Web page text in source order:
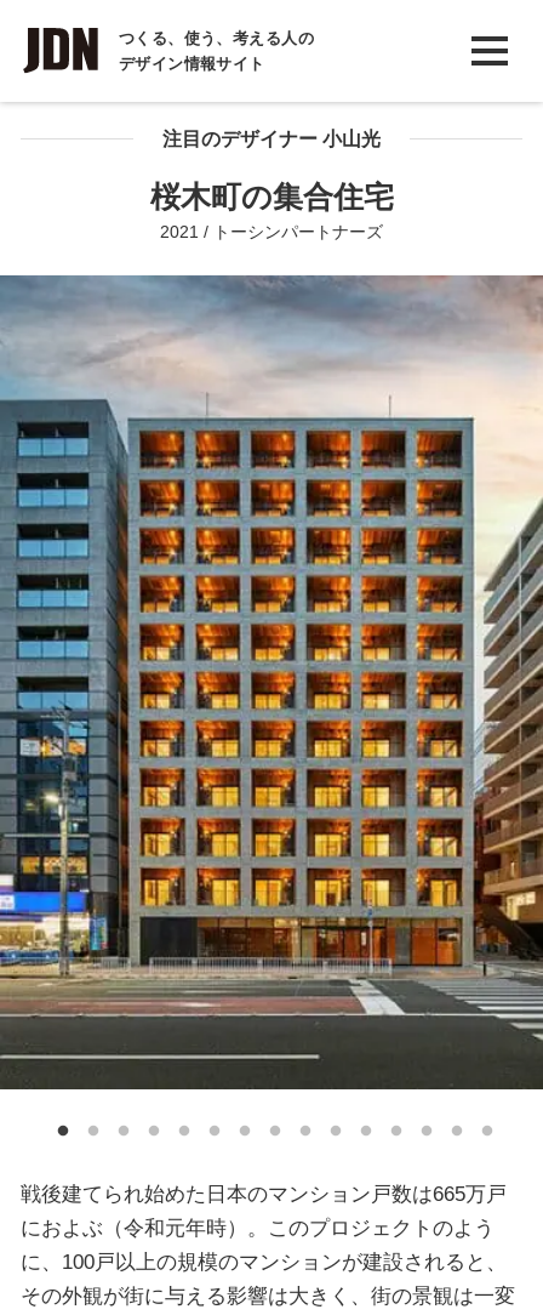
つくる、使う、考える人の
デザイン情報サイト
INTERVIEW
インタビュー
REPORT
COLUMN
注目のデザイナー 小山光
桜木町の集合住宅
2021 / トーシンパートナーズ
戦後建てられ始めた日本のマンション戸数は665万戸
におよぶ（令和元年時）。このプロジェクトのよう
に、100戸以上の規模のマンションが建設されると、
その外観が街に与える影響は大きく、街の景観は一変